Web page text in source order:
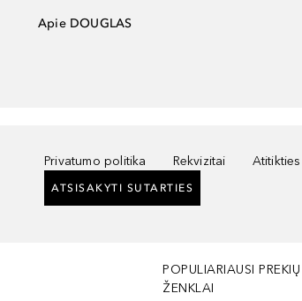
Apie DOUGLAS
Privatumo politika Rekvizitai
ATSISAKYTI SUTARTIES
POPULIARIAUSI PREKIŲ
ŽENKLAI